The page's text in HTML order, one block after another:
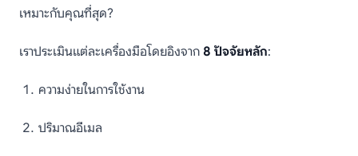
เหมาะกับคุณที่สุด?
เราประเมินแต่ละเครื่องมือโดยอิงจาก 8 ปัจจัยหลัก:
ความง่ายในการใช้งาน
ปริมาณอีเมล